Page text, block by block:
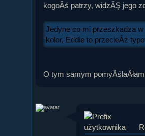
kogoÂś patrzy, widzĂŞ jego
Jedyne co mi przeszkadza
kolor, Eddie to przecieÂż
O tym samym